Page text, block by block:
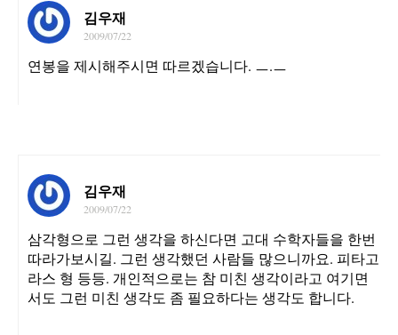
김우재
2009/07/22
연봉을 제시해주시면 따르겠습니다. ㅡ.ㅡ
김우재
2009/07/22
삼각형으로 그런 생각을 하신다면 고대 수학자들을 한번
따라가보시길. 그런 생각했던 사람들 많으니까요. 피타고
라스 형 등등. 개인적으로는 참 미친 생각이라고 여기면
서도 그런 미친 생각도 좀 필요하다는 생각도 합니다.